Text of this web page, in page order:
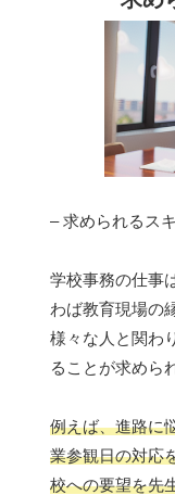
– 求められるス
学校事務の仕事
わば教育現場の
様々な人と関わ
ることが求めら
例えば、進路に
業参観日の対応
校への要望を先